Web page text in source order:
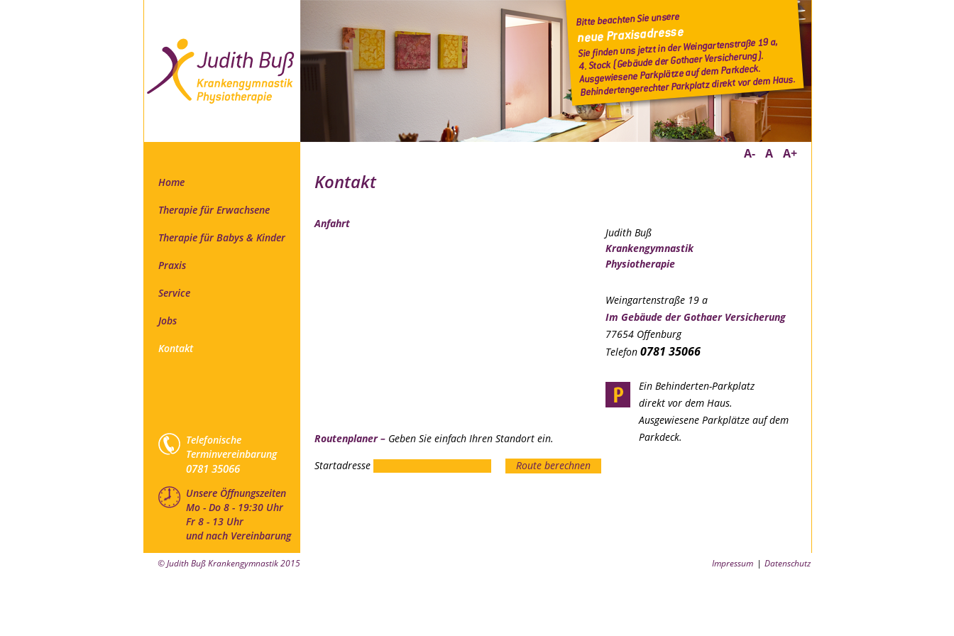
A- A A+
Home
Therapie für Erwachsene
Therapie für Babys & Kinder
Praxis
Service
Jobs
Kontakt
Telefonische
Terminvereinbarung
0781 35066
Unsere Öffnungszeiten
Mo - Do 8 - 19:30 Uhr
Fr 8 - 13 Uhr
und nach Vereinbarung
Kontakt
Anfahrt
Routenplaner – Geben Sie einfach Ihren Standort ein.
Startadresse
Route berechnen
Judith Buß
Krankengymnastik
Physiotherapie
Weingartenstraße 19 a
Im Gebäude der Gothaer Versicherung
77654 Offenburg
Telefon 0781 35066
Ein Behinderten-Parkplatz
direkt vor dem Haus.
Ausgewiesene Parkplätze auf dem
Parkdeck.
© Judith Buß Krankengymnastik 2015 Impressum Datenschutz